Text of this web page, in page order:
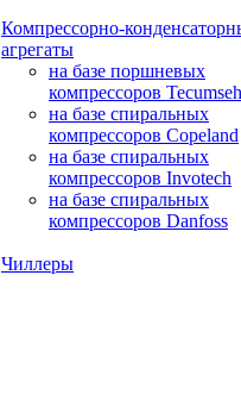
Компрессорно-
агрегаты
на базе поршневых
компрессоров Tecumseh
на базе спиральных
компрессоров Copeland
на базе спиральных
компрессоров Invotech
на базе спиральных
компрессоров Danfoss
Чиллеры